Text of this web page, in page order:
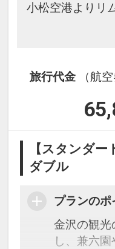
小松空港よりリ
旅行代金
（航
【スタンダ
ダブル
プランのポ
金沢の観光
し、兼六